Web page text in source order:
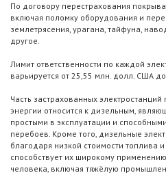
По договору перестрахования
включая поломку оборудования и
землетрясения, урагана, тайфуна,
другое.
Лимит ответственности по каждой
варьируется от 25,55 млн. долл. США
Часть застрахованных
энергии относится к дизельным,
простыми в эксплуатации и
перебоев. Кроме того, дизельные
благодаря низкой стоимости топлива
способствует их широкому
человека, включая тяжёлую